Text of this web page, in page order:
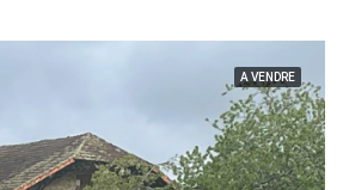
A VENDRE